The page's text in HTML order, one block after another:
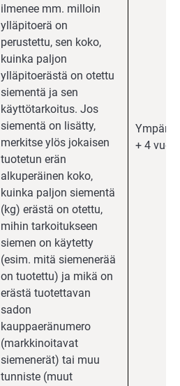
ilmenee mm. milloin
ylläpitoerä on
perustettu, sen koko,
kuinka paljon
ylläpitoerästä on otettu
siementä ja sen
käyttötarkoitus. Jos
siementä on lisätty,
merkitse ylös jokaisen
tuotetun erän
alkuperäinen koko,
kuinka paljon siementä
(kg) erästä on otettu,
mihin tarkoitukseen
siemen on käytetty
(esim. mitä siemenerää
on tuotettu) ja mikä on
erästä tuotettavan
sadon
kauppaeränumero
(markkinoitavat
siemenerät) tai muu
tunniste (muut
+ 4